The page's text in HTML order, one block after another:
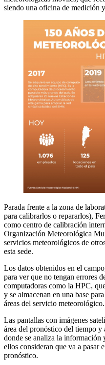
siendo una oficina de medición
Parada frente a la zona de
para calibrarlos o repararlos),
como centro de calibración
Organización Meteorológica
servicios meteorológicos de
esta sede.
Los datos obtenidos en el
para ver que no tengan errores
computadoras como la HPC,
y se almacenan en una base
áreas del servicio meteorológico.
Las pantallas con imágenes
área del pronóstico del tiempo
donde se analiza la información
ellos consideran que va a pasar
pronóstico.